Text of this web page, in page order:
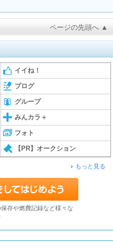
ページの先頭へ ▲
イイね！
ブログ
グループ
みんカラ＋
フォト
【PR】オークション
もっと見る
存や燃費記録など様々な